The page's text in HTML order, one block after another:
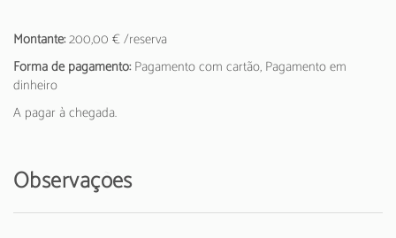
Montante:200,00 € /reserva
Forma de pagamento:Pagamento com cartão, Pagamento em
dinheiro
A pagar à chegada.
Observações